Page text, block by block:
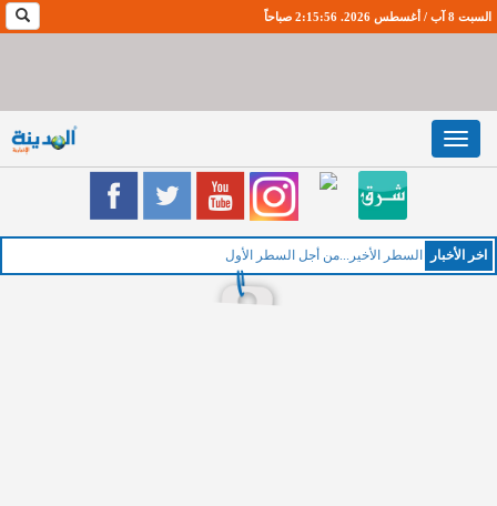
السبت 8 آب / أغسطس 2026. 2:15:56 صباحاً
Toggle
navigation
اخر اﻷخبار السطر الأخير...من أجل السطر الأول